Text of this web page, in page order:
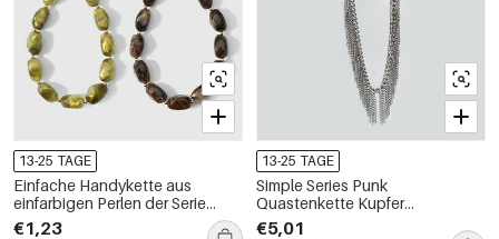
13-25 TAGE
Einfache Handykette aus
einfarbigen Perlen der Serie
Simple, täglich erhältlich
€1,23
13-25 TAGE
Simple Series Punk
Quastenkette Kupfer
Telefonkette
€5,01